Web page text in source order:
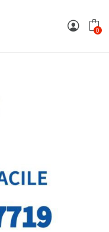
0
Da Attivare